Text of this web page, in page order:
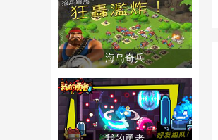
海岛奇兵